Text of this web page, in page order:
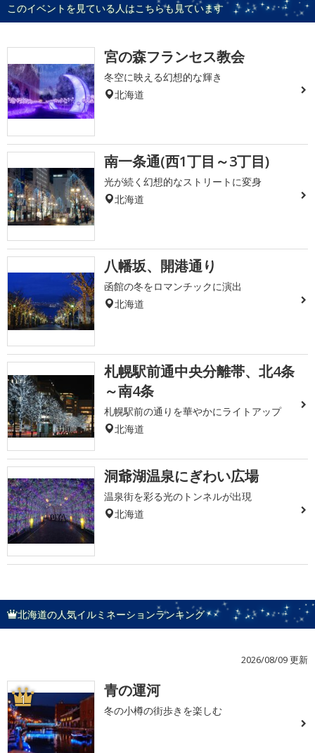
このイベントを見ている人はこちらも見ています
宮の森フランセス教会
冬空に映える幻想的な輝き
北海道
南一条通(西1丁目～3丁目)
光が続く幻想的なストリートに変身
北海道
八幡坂、開港通り
函館の冬をロマンチックに演出
北海道
札幌駅前通中央分離帯、北4条
～南4条
札幌駅前の通りを華やかにライトアップ
北海道
洞爺湖温泉にぎわい広場
温泉街を彩る光のトンネルが出現
北海道
北海道の人気イルミネーションランキング
2026/08/09 更新
1 青の運河
冬の小樽の街歩きを楽しむ